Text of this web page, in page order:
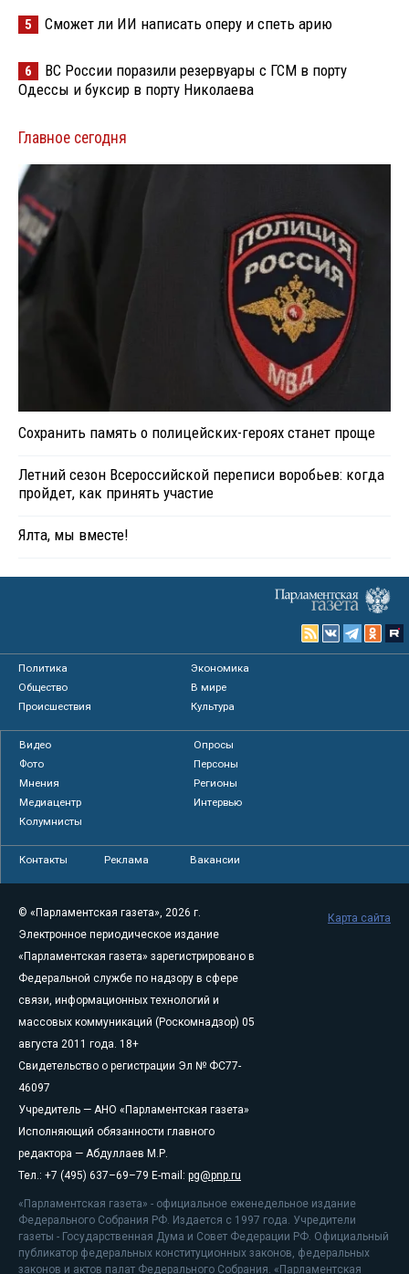
5 Сможет ли ИИ написать оперу и спеть арию
6
ВС России поразили резервуары с ГСМ в порту
Одессы и буксир в порту Николаева
Главное сегодня
Сохранить память о полицейских-героях станет проще
Летний сезон Всероссийской переписи воробьев: когда
пройдет, как принять участие
Ялта, мы вместе!
Политика
Экономика
Общество
В мире
Происшествия
Культура
Видео
Опросы
Фото
Персоны
Мнения
Регионы
Медиацентр
Интервью
Колумнисты
Контакты Реклама Вакансии
© «Парламентская газета», 2026 г.
Электронное периодическое издание
«Парламентская газета» зарегистрировано в
Федеральной службе по надзору в сфере
связи, информационных технологий и
массовых коммуникаций (Роскомнадзор) 05
августа 2011 года. 18+
Свидетельство о регистрации Эл № ФС77-
46097
Учредитель — АНО «Парламентская газета»
Исполняющий обязанности главного
редактора — Абдуллаев М.Р.
Тел.: +7 (495) 637–69–79 E-mail: pg@pnp.ru
«Парламентская газета» - официальное еженедельное издание
Федерального Собрания РФ. Издается с 1997 года. Учредители
газеты - Государственная Дума и Совет Федерации РФ. Официальный
публикатор федеральных конституционных законов, федеральных
законов и актов палат Федерального Собрания. «Парламентская
Карта сайта